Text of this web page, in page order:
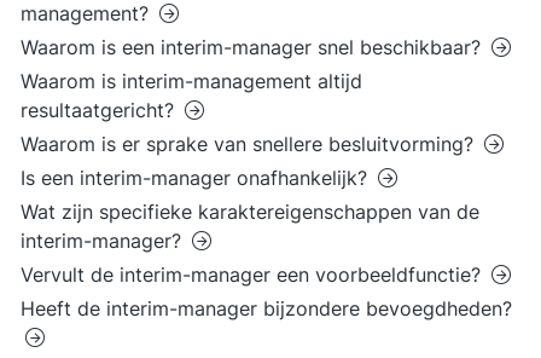
management?
Waarom is een interim-manager snel beschikbaar?
Waarom is interim-management altijd
resultaatgericht?
Waarom is er sprake van snellere besluitvorming?
Is een interim-manager onafhankelijk?
Wat zijn specifieke karaktereigenschappen van de
interim-manager?
Vervult de interim-manager een voorbeeldfunctie?
Heeft de interim-manager bijzondere bevoegdheden?